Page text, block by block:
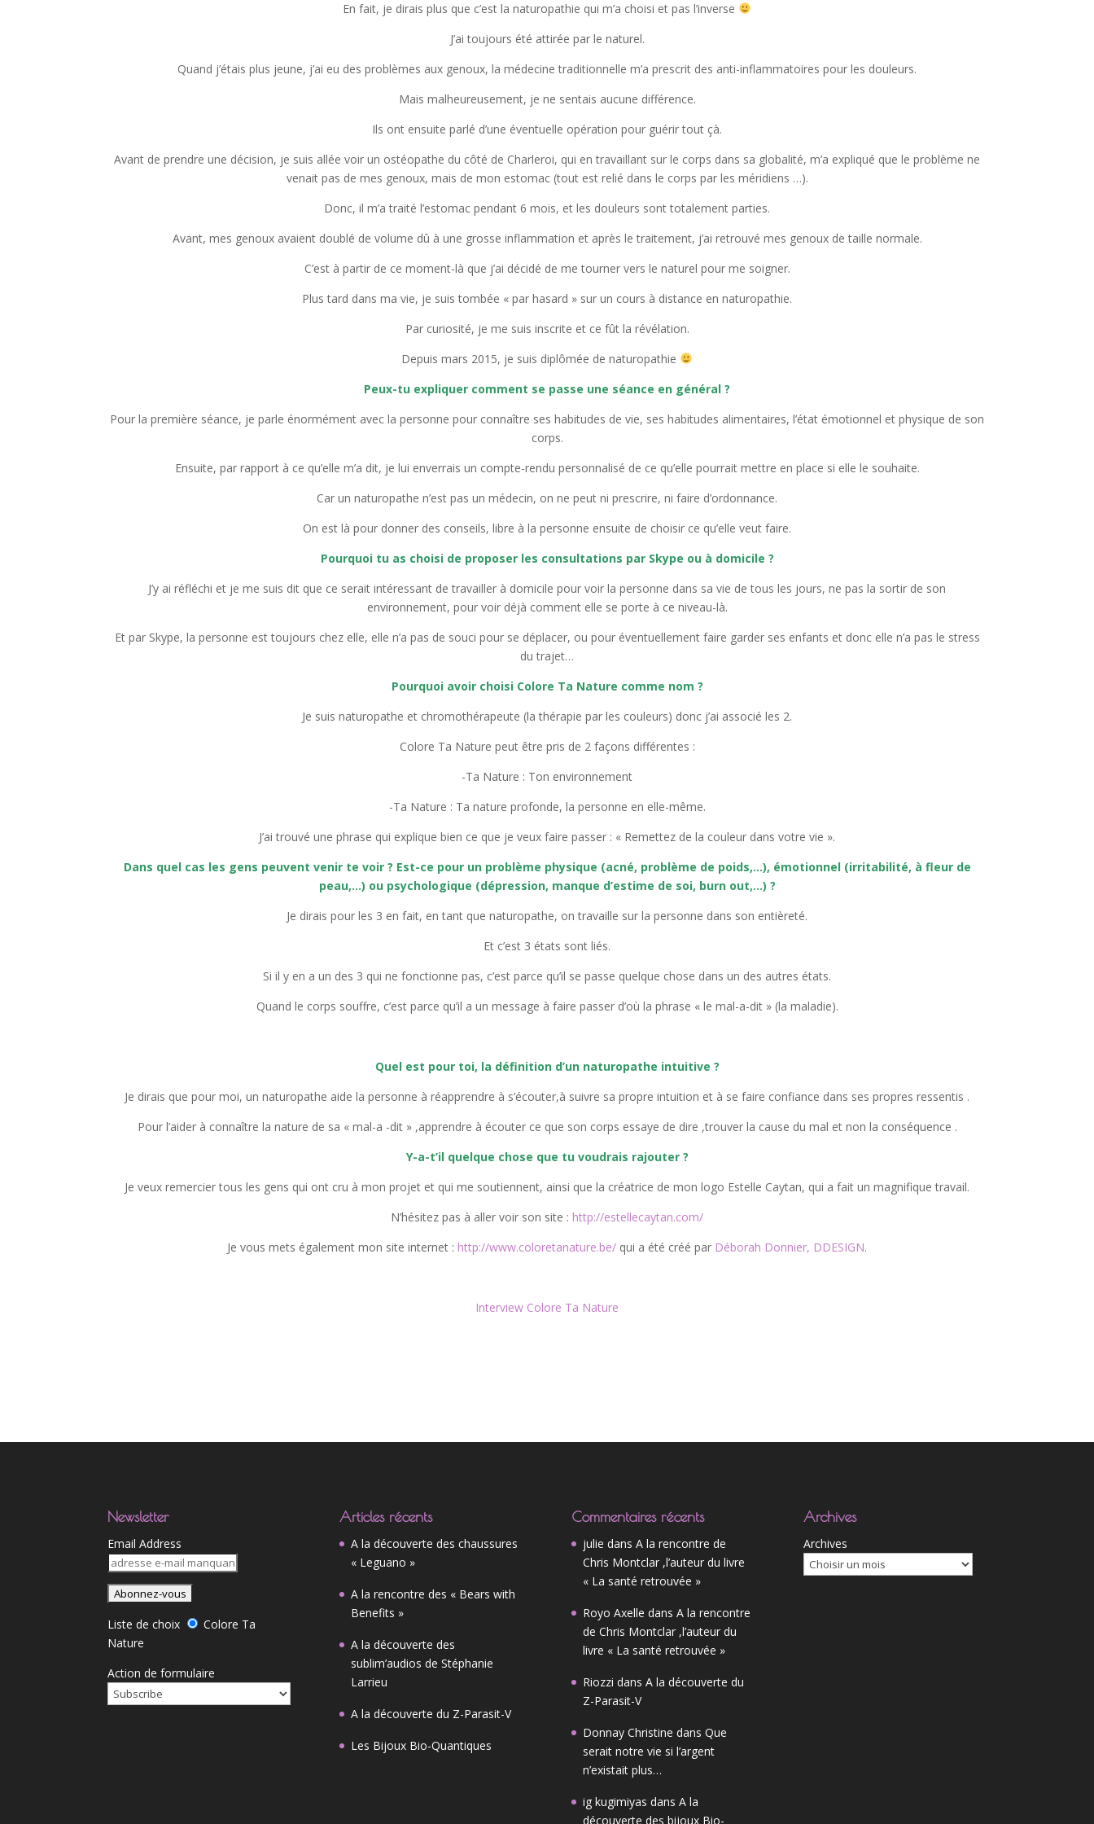
En fait, je dirais plus que c’est la naturopathie qui m’a choisi et pas l’inverse
J’ai toujours été attirée par le naturel.
Quand j’étais plus jeune, j’ai eu des problèmes aux genoux, la médecine traditionnelle m’a prescrit des anti-inflammatoires pour les douleurs.
Mais malheureusement, je ne sentais aucune différence.
Ils ont ensuite parlé d’une éventuelle opération pour guérir tout çà.
Avant de prendre une décision, je suis allée voir un ostéopathe du côté de Charleroi, qui en travaillant sur le corps dans sa globalité, m’a expliqué que le problème ne
venait pas de mes genoux, mais de mon estomac (tout est relié dans le corps par les méridiens …).
Donc, il m’a traité l’estomac pendant 6 mois, et les douleurs sont totalement parties.
Avant, mes genoux avaient doublé de volume dû à une grosse inflammation et après le traitement, j’ai retrouvé mes genoux de taille normale.
C’est à partir de ce moment-là que j’ai décidé de me tourner vers le naturel pour me soigner.
Plus tard dans ma vie, je suis tombée « par hasard » sur un cours à distance en naturopathie.
Par curiosité, je me suis inscrite et ce fût la révélation.
Depuis mars 2015, je suis diplômée de naturopathie
Peux-tu expliquer comment se passe une séance en général ?
Pour la première séance, je parle énormément avec la personne pour connaître ses habitudes de vie, ses habitudes alimentaires, l’état émotionnel et physique de son
corps.
Ensuite, par rapport à ce qu’elle m’a dit, je lui enverrais un compte-rendu personnalisé de ce qu’elle pourrait mettre en place si elle le souhaite.
Car un naturopathe n’est pas un médecin, on ne peut ni prescrire, ni faire d’ordonnance.
On est là pour donner des conseils, libre à la personne ensuite de choisir ce qu’elle veut faire.
Pourquoi tu as choisi de proposer les consultations par Skype ou à domicile ?
J’y ai réfléchi et je me suis dit que ce serait intéressant de travailler à domicile pour voir la personne dans sa vie de tous les jours, ne pas la sortir de son
environnement, pour voir déjà comment elle se porte à ce niveau-là.
Et par Skype, la personne est toujours chez elle, elle n’a pas de souci pour se déplacer, ou pour éventuellement faire garder ses enfants et donc elle n’a pas le stress
du trajet…
Pourquoi avoir choisi Colore Ta Nature comme nom ?
Je suis naturopathe et chromothérapeute (la thérapie par les couleurs) donc j’ai associé les 2.
Colore Ta Nature peut être pris de 2 façons différentes :
-Ta Nature : Ton environnement
-Ta Nature : Ta nature profonde, la personne en elle-même.
J’ai trouvé une phrase qui explique bien ce que je veux faire passer : « Remettez de la couleur dans votre vie ».
Dans quel cas les gens peuvent venir te voir ? Est-ce pour un problème physique (acné, problème de poids,…), émotionnel (irritabilité, à fleur de
peau,…) ou psychologique (dépression, manque d’estime de soi, burn out,…) ?
Je dirais pour les 3 en fait, en tant que naturopathe, on travaille sur la personne dans son entièreté.
Et c’est 3 états sont liés.
Si il y en a un des 3 qui ne fonctionne pas, c’est parce qu’il se passe quelque chose dans un des autres états.
Quand le corps souffre, c’est parce qu’il a un message à faire passer d’où la phrase « le mal-a-dit » (la maladie).
Quel est pour toi, la définition d’un naturopathe intuitive ?
Je dirais que pour moi, un naturopathe aide la personne à réapprendre à s’écouter,à suivre sa propre intuition et à se faire confiance dans ses propres ressentis .
Pour l’aider à connaître la nature de sa « mal-a -dit » ,apprendre à écouter ce que son corps essaye de dire ,trouver la cause du mal et non la conséquence .
Y-a-t’il quelque chose que tu voudrais rajouter ?
Je veux remercier tous les gens qui ont cru à mon projet et qui me soutiennent, ainsi que la créatrice de mon logo Estelle Caytan, qui a fait un magnifique travail.
N’hésitez pas à aller voir son site : http://estellecaytan.com/
Je vous mets également mon site internet : http://www.coloretanature.be/ qui a été créé par Déborah Donnier, DDESIGN.
Interview Colore Ta Nature
Newsletter
Email Address
Liste de choix
Colore Ta
Nature
Action de formulaire
Articles récents
A la découverte des chaussures
« Leguano »
A la rencontre des « Bears with
Benefits »
A la découverte des
sublim’audios de Stéphanie
Larrieu
A la découverte du Z-Parasit-V
Les Bijoux Bio-Quantiques
Commentaires récents
julie dans A la rencontre de
Chris Montclar ,l’auteur du livre
« La santé retrouvée »
Royo Axelle dans A la rencontre
de Chris Montclar ,l’auteur du
livre « La santé retrouvée »
Riozzi dans A la découverte du
Z-Parasit-V
Donnay Christine dans Que
serait notre vie si l’argent
n’existait plus…
ig kugimiyas dans A la
découverte des bijoux Bio-
Archives
Archives